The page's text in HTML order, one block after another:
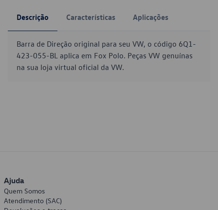
Descrição Características Aplicações
Barra de Direção original para seu VW, o código 6Q1-
423-055-BL aplica em Fox Polo. Peças VW genuínas
na sua loja virtual oficial da VW.
Ajuda
Quem Somos
Atendimento (SAC)